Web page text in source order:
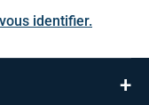
identifier.
+